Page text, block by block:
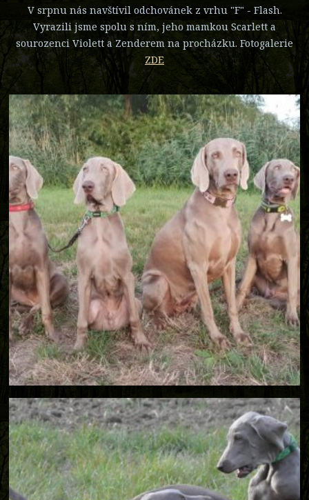
V srpnu nás navštívil odchovánek z vrhu "F" - Flash.
Vyrazili jsme spolu s ním, jeho mamkou Scarlett a
sourozenci Violett a Zenderem na procházku. Fotogalerie
ZDE